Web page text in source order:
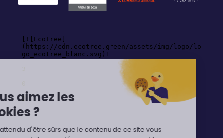
Vous aimez les
cookies ?
On a attendu d'être sûrs que le contenu de ce site vous